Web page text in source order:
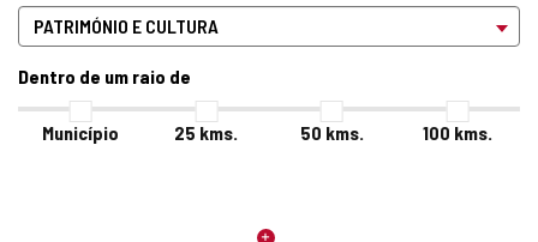
Dentro de um raio de
Município 25 kms. 50 kms. 100 kms.